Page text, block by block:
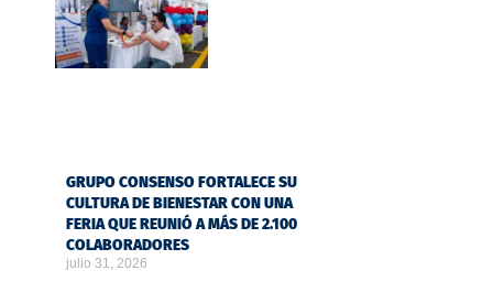
GRUPO CONSENSO FORTALECE SU
CULTURA DE BIENESTAR CON UNA
FERIA QUE REUNIÓ A MÁS DE 2.100
COLABORADORES
julio 31, 2026